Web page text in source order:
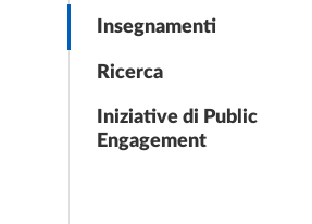
Insegnamenti
Ricerca
Iniziative di Public
Engagement